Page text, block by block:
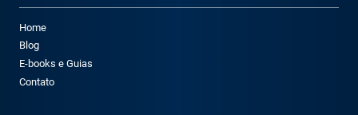
Home
Blog
E-books e Guias
Contato